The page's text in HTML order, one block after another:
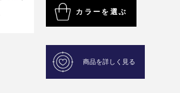
カラーを選ぶ
商品を詳しく見る